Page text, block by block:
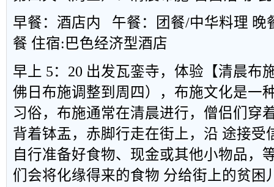
早餐：酒店内
午餐：团餐/中华料理 晚
餐 住宿:巴色经济型酒店
早上 5： 20 出发瓦銮寺，体验【清晨布
佛日布施调整到周四），布施文化是一
习俗，布施通常在清晨进行，僧侣们穿
背着钵盂，赤脚行走在街上，沿 途接受
自行准备好食物、现金或其他小物品，
们会将化缘得来的食物 分给街上的贫困